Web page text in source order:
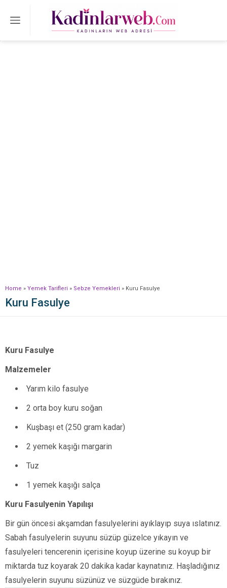
Home » Yemek Tarifleri » Sebze Yemekleri » Kuru Fasulye
Kuru Fasulye
Kuru Fasulye
Malzemeler
Yarım kilo fasulye
2 orta boy kuru soğan
Kuşbaşı et (250 gram kadar)
2 yemek kaşığı margarin
Tuz
1 yemek kaşığı salça
Kuru Fasulyenin Yapılışı
Bir gün öncesi akşamdan fasulyelerini ayıklayıp suya ıslatınız.
Sabah fasulyelerin suyunu süzüp güzelce yıkayın ve
fasulyeleri tencerenin içerisine koyup üzerine su koyup bir
miktarda tuz koyarak 20 dakika kadar kaynatınız. Haşladığınız
fasulyelerin suyunu süzünüz ve süzgüde bırakınız.